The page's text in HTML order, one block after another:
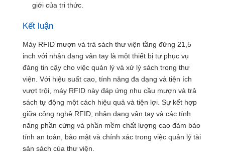
giới của tri thức.
Kết luận
Máy RFID mượn và trả sách thư viện tầng đứng 21,5
inch với nhận dạng vân tay là một thiết bị tự phục vụ
đáng tin cậy cho việc quản lý và xử lý sách trong thư
viện. Với hiệu suất cao, tính năng đa dạng và tiện ích
vượt trội, máy RFID này đáp ứng nhu cầu mượn và trả
sách tự động một cách hiệu quả và tiện lợi. Sự kết hợp
giữa công nghệ RFID, nhận dạng vân tay và các tính
năng phần cứng và phần mềm chất lượng cao đảm bảo
tính an toàn, bảo mật và chính xác trong việc quản lý tài
sản sách của thư viện.